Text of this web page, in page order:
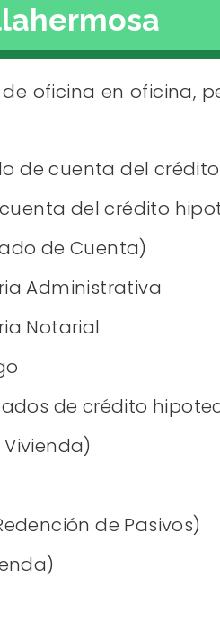
oficina en oficina,
cuenta del crédito
del crédito
de Cuenta)
Administrativa
Notarial
de crédito
de Pasivos)